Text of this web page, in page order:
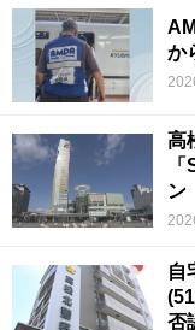
か
高
ン
自
否